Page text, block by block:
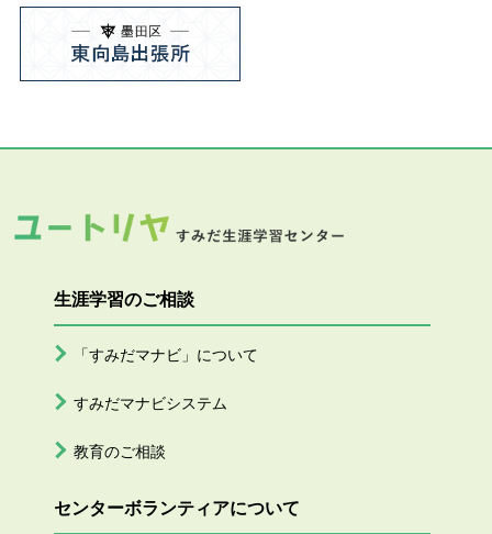
生涯学習のご相談
「すみだマナビ」について
すみだマナビシステム
教育のご相談
センターボランティアについて